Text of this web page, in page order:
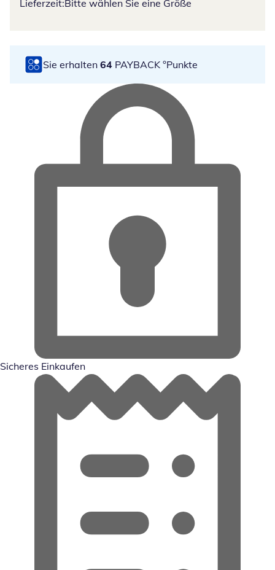
Lieferzeit:Bitte wählen Sie eine Größe
Sie erhalten 64 PAYBACK °Punkte
Sicheres Einkaufen